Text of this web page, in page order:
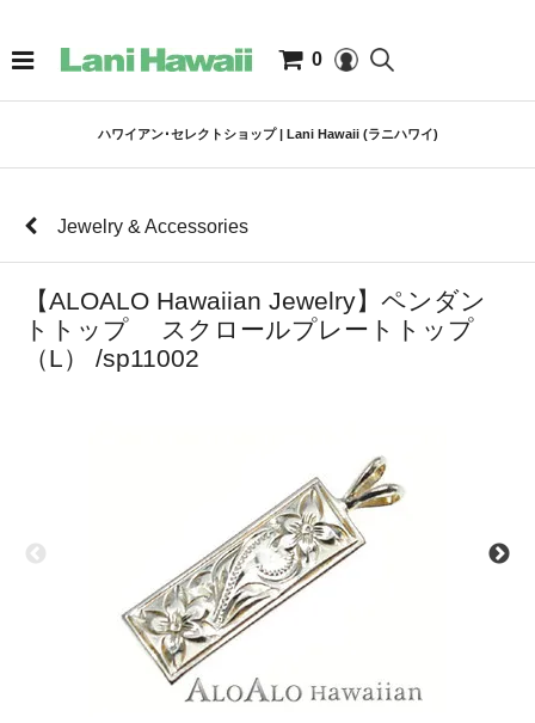
0
ハワイアン･セレクトショップ | Lani Hawaii (ラニハワイ)
Jewelry & Accessories
【ALOALO Hawaiian Jewelry】ペンダン
トトップ スクロールプレートトップ
（L） /sp11002